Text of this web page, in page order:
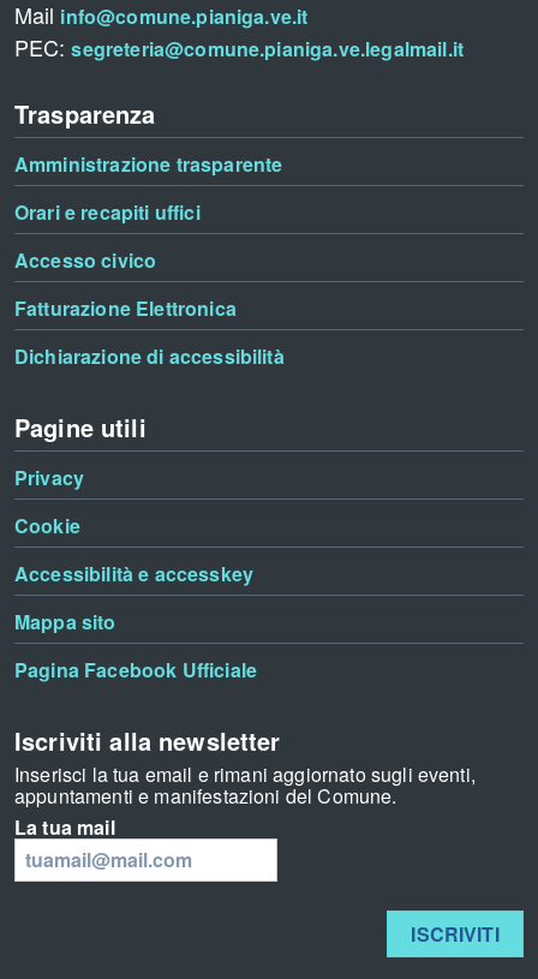
Mail info@comune.pianiga.ve.it
PEC:segreteria@comune.pianiga.ve.legalmail.it
Trasparenza
Amministrazione trasparente
Orari e recapiti uffici
Accesso civico
Fatturazione Elettronica
Dichiarazione di accessibilità
Pagine utili
Privacy
Cookie
Accessibilità e accesskey
Mappa sito
Pagina Facebook Ufficiale
Iscriviti alla newsletter
Inserisci la tua email e rimani aggiornato sugli eventi,
appuntamenti e manifestazioni del Comune.
La tua mail
ISCRIVITI